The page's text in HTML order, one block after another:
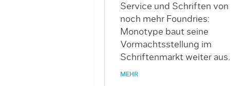
Service und Schriften von
noch mehr Foundries:
Monotype baut seine
Vormachtsstellung im
Schriftenmarkt weiter aus.
MEHR